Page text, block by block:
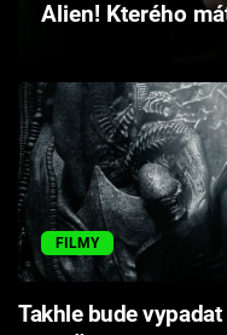
Sledujte prima+
Přihlášení
Sledujte nás
Alien! Kterého
FILMY
Takhle bude vypadat